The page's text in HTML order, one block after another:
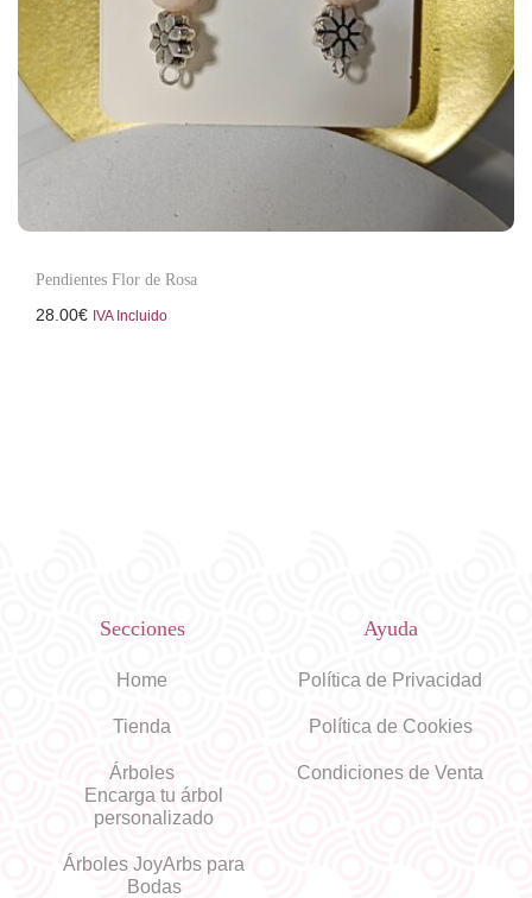
Pendientes Flor de Rosa
28.00€ IVA Incluido
Secciones
Home
Tienda
Árboles
Encarga tu árbol
personalizado
Árboles JoyArbs para
Bodas
Ayuda
Política de Privacidad
Política de Cookies
Condiciones de Venta